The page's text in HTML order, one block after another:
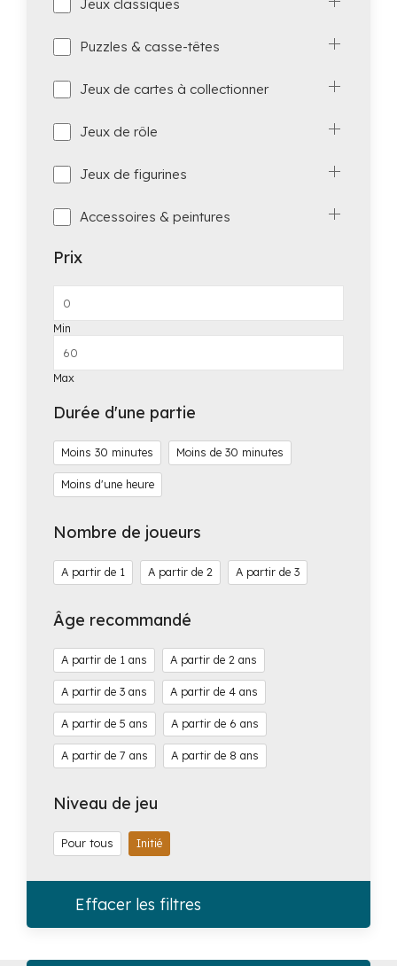
Jeux classiques
Puzzles & casse-têtes
Jeux de cartes à collectionner
Jeux de rôle
Jeux de figurines
Accessoires & peintures
Prix
Min
Max
Durée d'une partie
Moins 30 minutes Moins de 30 minutes
Moins d'une heure
Nombre de joueurs
1 2 3
Âge recommandé
1 2
3 4
5 6
7 8
Niveau de jeu
Pour tous Initié
Effacer les filtres